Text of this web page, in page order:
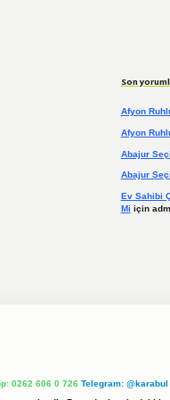
Son
Afyon
Afyon
Abajur
Abajur
Ev Sahibi
Mi için
0262 606 0 726 Telegram: @karabul